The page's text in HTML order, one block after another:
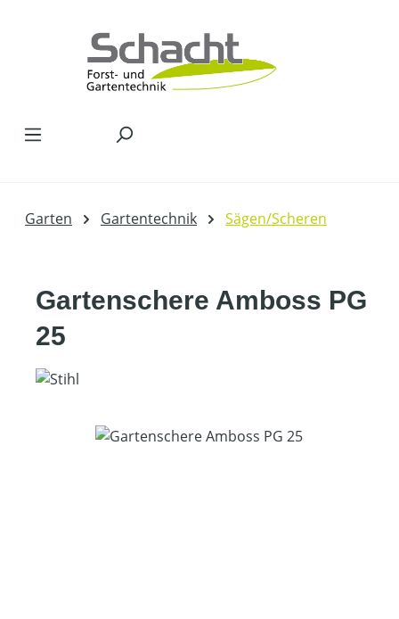
Garten Gartentechnik Sägen/Scheren
Gartenschere Amboss PG
25
Bildergalerie überspringen